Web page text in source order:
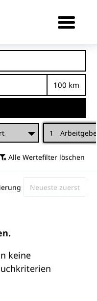
1
Alle Wertefilter löschen
keine